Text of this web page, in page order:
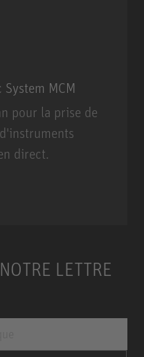
MCM
pour la prise de
direct.
LETTRE